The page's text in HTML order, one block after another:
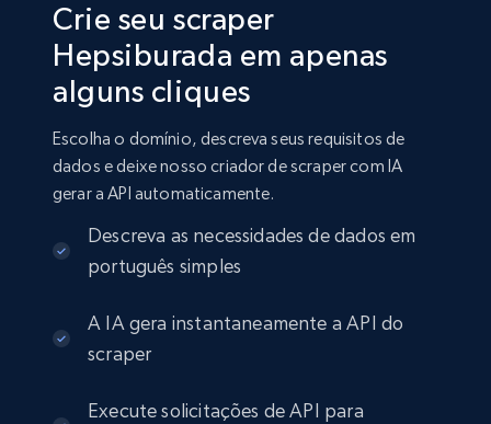
Crie seu scraper
Hepsiburada em apenas
alguns cliques
Escolha o domínio, descreva seus requisitos de
dados e deixe nosso criador de scraper com IA
gerar a API automaticamente.
Descreva as necessidades de dados em
português simples
A IA gera instantaneamente a API do
scraper
Execute solicitações de API para